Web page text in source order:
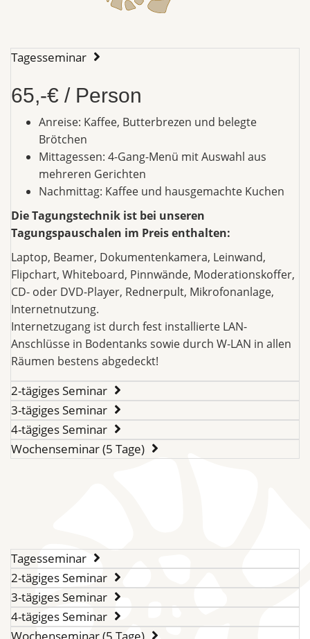
Tagesseminar
65,-€ / Person
Anreise: Kaffee, Butterbrezen und belegte
Brötchen
Mittagessen: 4-Gang-Menü mit Auswahl aus
mehreren Gerichten
Nachmittag: Kaffee und hausgemachte Kuchen
Die Tagungstechnik ist bei unseren
Tagungspauschalen im Preis enthalten:
Laptop, Beamer, Dokumentenkamera, Leinwand,
Flipchart, Whiteboard, Pinnwände, Moderationskoffer,
CD- oder DVD-Player, Rednerpult, Mikrofonanlage,
Internetnutzung.
Internetzugang ist durch fest installierte LAN-
Anschlüsse in Bodentanks sowie durch W-LAN in allen
Räumen bestens abgedeckt!
2-tägiges Seminar
3-tägiges Seminar
4-tägiges Seminar
Wochenseminar (5 Tage)
Tagesseminar
2-tägiges Seminar
3-tägiges Seminar
4-tägiges Seminar